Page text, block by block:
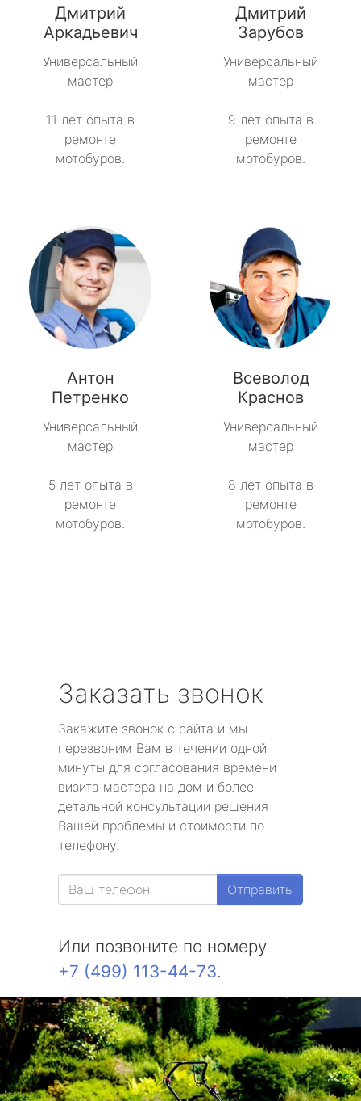
метро Пятницкое шоссе
метро Сокольники
метро Профсоюзная
метро Речной вокзал
метро Семеновская
метро Спортивная
метро Спартак
метро Рижская
метро Севастопольская
метро Строгино
метро Театральная
метро Славянский бульвар
метро Университет
метро Текстильщики
метро Тульская
метро Тверская
метро Смоленская
метро Черкизовская
метро Таганская
метро Тургеневская
Дмитрий
Аркадьевич
Универсальный
мастер
11 лет опыта в
ремонте
мотобуров.
Дмитрий
Зарубов
Универсальный
мастер
9 лет опыта в
ремонте
мотобуров.
Антон
Петренко
Универсальный
мастер
5 лет опыта в
ремонте
мотобуров.
Всеволод
Краснов
Универсальный
мастер
8 лет опыта в
ремонте
мотобуров.
Заказать звонок
Закажите звонок с сайта и мы
перезвоним Вам в течении одной
минуты для согласования времени
визита мастера на дом и более
детальной консультации решения
Вашей проблемы и стоимости по
телефону.
Отправить
Или позвоните по номеру
+7 (499) 113-44-73.